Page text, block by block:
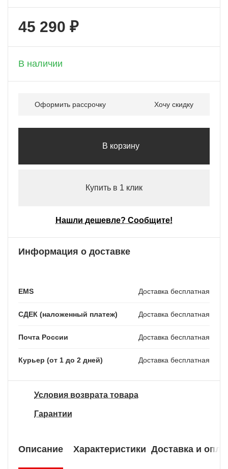
45 290 ₽
В наличии
Оформить рассрочку Хочу скидку
В корзину
Купить в 1 клик
Нашли дешевле? Сообщите!
Информация о доставке
EMS Доставка бесплатная
СДЕК (наложенный платеж) Доставка бесплатная
Почта России Доставка бесплатная
Курьер (от 1 до 2 дней) Доставка бесплатная
Условия возврата товара
Гарантии
Описание Характеристики Доставка и